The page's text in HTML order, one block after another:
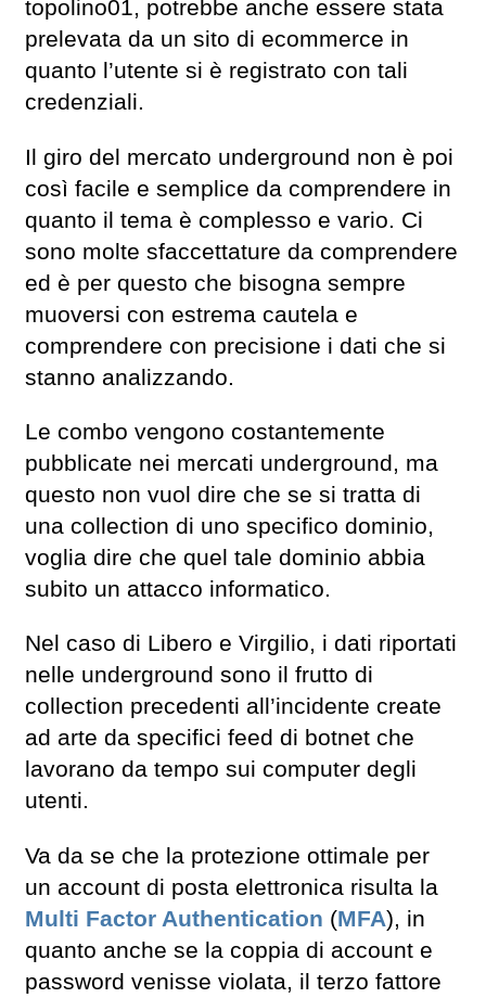
topolino01, potrebbe anche essere stata
prelevata da un sito di ecommerce in
quanto l’utente si è registrato con tali
credenziali.
Il giro del mercato underground non è poi
così facile e semplice da comprendere in
quanto il tema è complesso e vario. Ci
sono molte sfaccettature da comprendere
ed è per questo che bisogna sempre
muoversi con estrema cautela e
comprendere con precisione i dati che si
stanno analizzando.
Le combo vengono costantemente
pubblicate nei mercati underground, ma
questo non vuol dire che se si tratta di
una collection di uno specifico dominio,
voglia dire che quel tale dominio abbia
subito un attacco informatico.
Nel caso di Libero e Virgilio, i dati riportati
nelle underground sono il frutto di
collection precedenti all’incidente create
ad arte da specifici feed di botnet che
lavorano da tempo sui computer degli
utenti.
Va da se che la protezione ottimale per
un account di posta elettronica risulta la
Multi Factor Authentication (MFA), in
quanto anche se la coppia di account e
password venisse violata, il terzo fattore